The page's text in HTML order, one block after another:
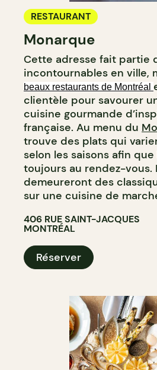
RESTAURANT
Monarque
Cette adresse fait partie
incontournables en ville,
beaux restaurants de Montréal
clientèle pour savourer
cuisine gourmande
française. Au menu du
trouve des plats qui
selon les saisons afin
toujours au rendez-vous.
demeureront des
sur une cuisine de
406 RUE SAINT-JACQUES
MONTRÉAL
Réserver